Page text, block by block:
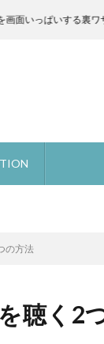
いする裏ワザ
の方法
聴く2